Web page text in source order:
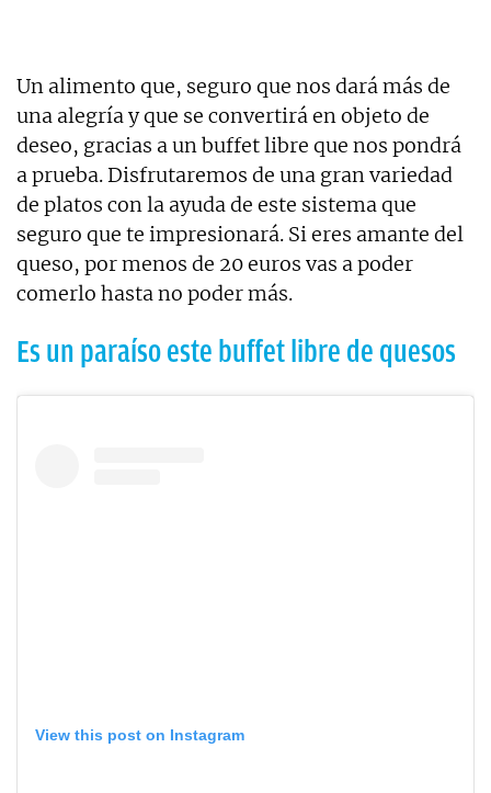
Un alimento que, seguro que nos dará más de
una alegría y que se convertirá en objeto de
deseo, gracias a un buffet libre que nos pondrá
a prueba. Disfrutaremos de una gran variedad
de platos con la ayuda de este sistema que
seguro que te impresionará. Si eres amante del
queso, por menos de 20 euros vas a poder
comerlo hasta no poder más.
Es un paraíso este buffet libre de quesos
View this post on Instagram